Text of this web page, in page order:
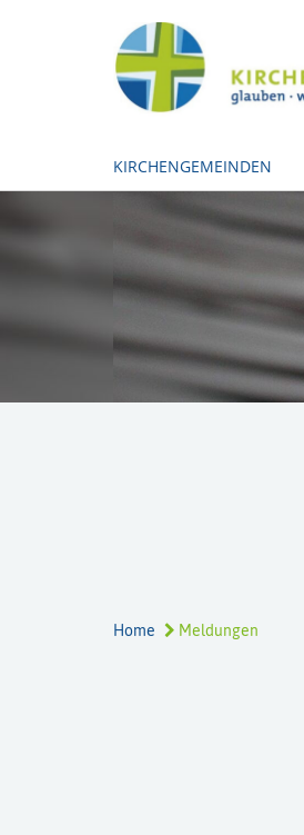
KIRCHENGEMEINDEN
Home Meldungen